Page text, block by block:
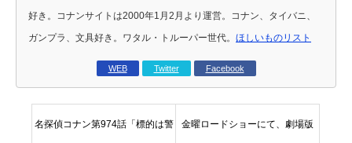
好き。コナンサイトは2000年1月2月より運営。コナン、タイバニ、
ガンプラ、文具好き。ワタル・トルーパー世代。 ほしいものリスト
WEB Twitter Facebook
名探偵コナン第974話「標的は警 金曜ロードショーにて、劇場版